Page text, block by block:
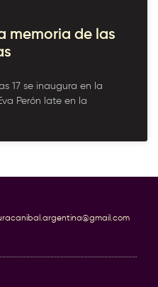
memoria de las
17 se inaugura en la
Perón late en la